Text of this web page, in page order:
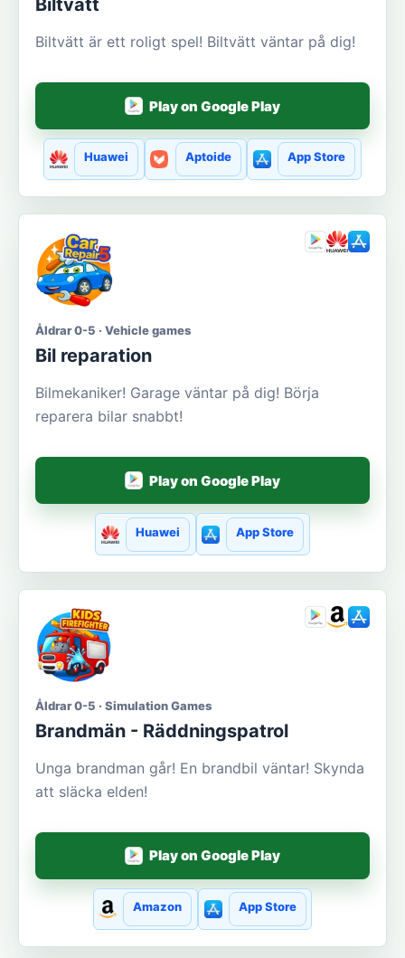
Biltvätt
Biltvätt är ett roligt spel! Biltvätt väntar på dig!
Play on Google Play
Huawei Aptoide App Store
Åldrar 0-5 · Vehicle games
Bil reparation
Bilmekaniker! Garage väntar på dig! Börja
reparera bilar snabbt!
Play on Google Play
Huawei App Store
Åldrar 0-5 · Simulation Games
Brandmän - Räddningspatrol
Unga brandman går! En brandbil väntar! Skynda
att släcka elden!
Play on Google Play
Amazon App Store